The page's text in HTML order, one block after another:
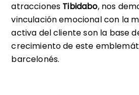
atracciones Tibidabo, nos
vinculación emocional con la
activa del cliente son la base
crecimiento de este
barcelonés.